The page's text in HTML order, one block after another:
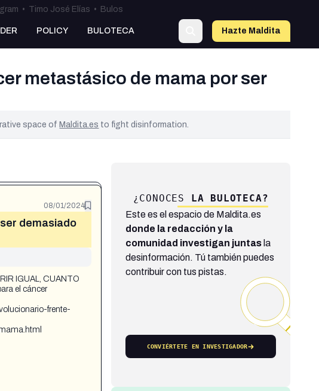
• Timo José Elías • Bulos
POLICY BULOTECA Hazte Maldita
metastásico de mama por ser
space ofMaldita.es to fight disinformation.
08/01/2024
demasiado
IGUAL, CUANTO
el cáncer
frente-
¿CONOCES LA BULOTECA?
Este es el espacio de Maldita.es
donde la redacción y la
comunidad investigan juntasla
desinformación. Tú también puedes
contribuir con tus pistas.
CONVIÉRTETE EN INVESTIGADOR